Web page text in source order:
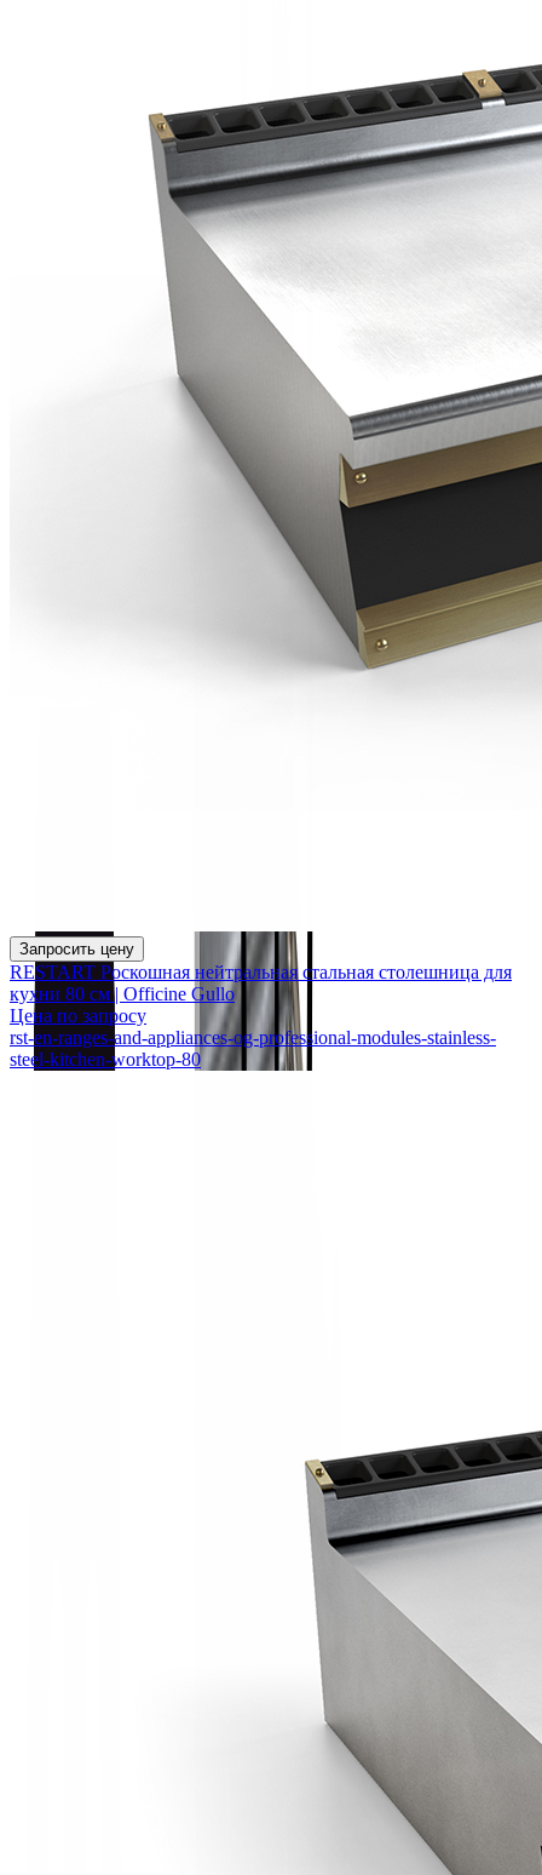
Запросить цену
RESTART Роскошная нейтральная стальная столешница для
кухни 80 см | Officine Gullo
Цена по запросу
rst-en-ranges-and-appliances-og-professional-modules-stainless-
steel-kitchen-worktop-80